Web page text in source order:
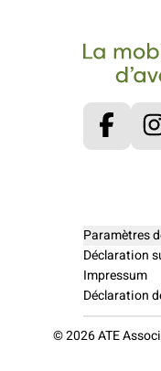
Paramètres
Déclaration
Impressum
Déclaration
© 2026 ATE